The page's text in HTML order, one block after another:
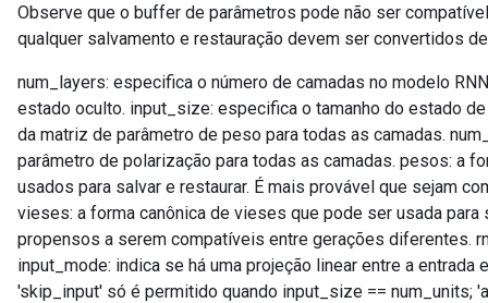
Observe que o buffer de parâmetros pode não ser
qualquer salvamento e restauração devem ser convertidos
num_layers: especifica o número de camadas no modelo
estado oculto. input_size: especifica o tamanho do estado
da matriz de parâmetro de peso para todas as camadas.
parâmetro de polarização para todas as camadas. pesos: a
usados ​​para salvar e restaurar. É mais provável que sejam
vieses: a forma canônica de vieses que pode ser usada para
propensos a serem compatíveis entre gerações diferentes.
input_mode: indica se há uma projeção linear entre a entrada
'skip_input' só é permitido quando input_size == num_units;